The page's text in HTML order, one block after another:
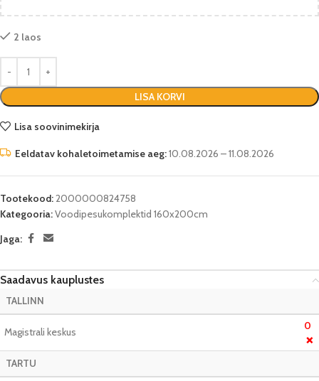
2 laos
LISA KORVI
Lisa soovinimekirja
Eeldatav kohaletoimetamise aeg:10.08.2026 – 11.08.2026
Tootekood:2000000824758
Kategooria:Voodipesukomplektid 160x200cm
Jaga:
Saadavus kauplustes
TALLINN
Magistrali keskus 0
❌
TARTU